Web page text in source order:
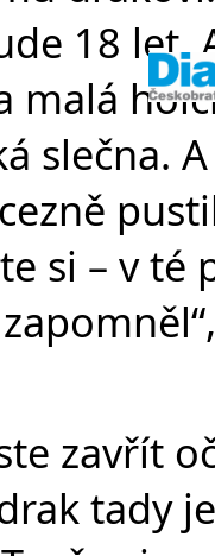
18 let.
malá
slečna.
si – v té
zavřít
tady